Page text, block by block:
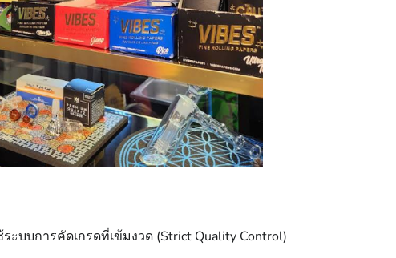
บบการคัดเกรดที่เข้มงวด (Strict Quality Control)